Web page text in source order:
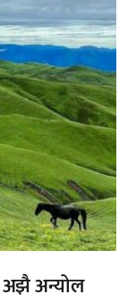
अझै अन्योल